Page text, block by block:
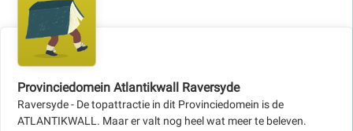
Provinciedomein Atlantikwall Raversyde
Raversyde - De topattractie in dit Provinciedomein is de
ATLANTIKWALL. Maar er valt nog heel wat meer te beleven.